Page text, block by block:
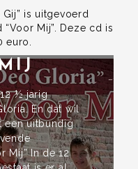
is uitgevoerd
Mij”. Deze cd is
euro.
½ jarig
En dat wil
een uitbundig
Mij” In de 12